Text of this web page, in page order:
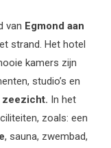
van Egmond aan
strand. Het hotel
kamers zijn
studio’s en
zeezicht. In het
zoals: een
, sauna, zwembad,